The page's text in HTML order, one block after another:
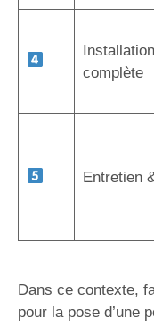
Installation
complète
Entretien
Dans ce contexte,
pour la pose d’une